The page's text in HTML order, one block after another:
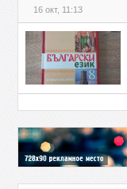
16 окт, 11:13